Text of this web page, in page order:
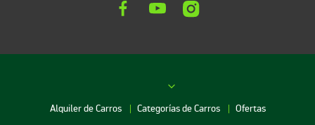
Alquiler de Carros Categorías de Carros Ofertas